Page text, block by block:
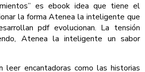
es ebook idea que tiene el
la forma Atenea la inteligente que
pdf evolucionan. La tensión
Atenea la inteligente un sabor
leer encantadoras como las historias